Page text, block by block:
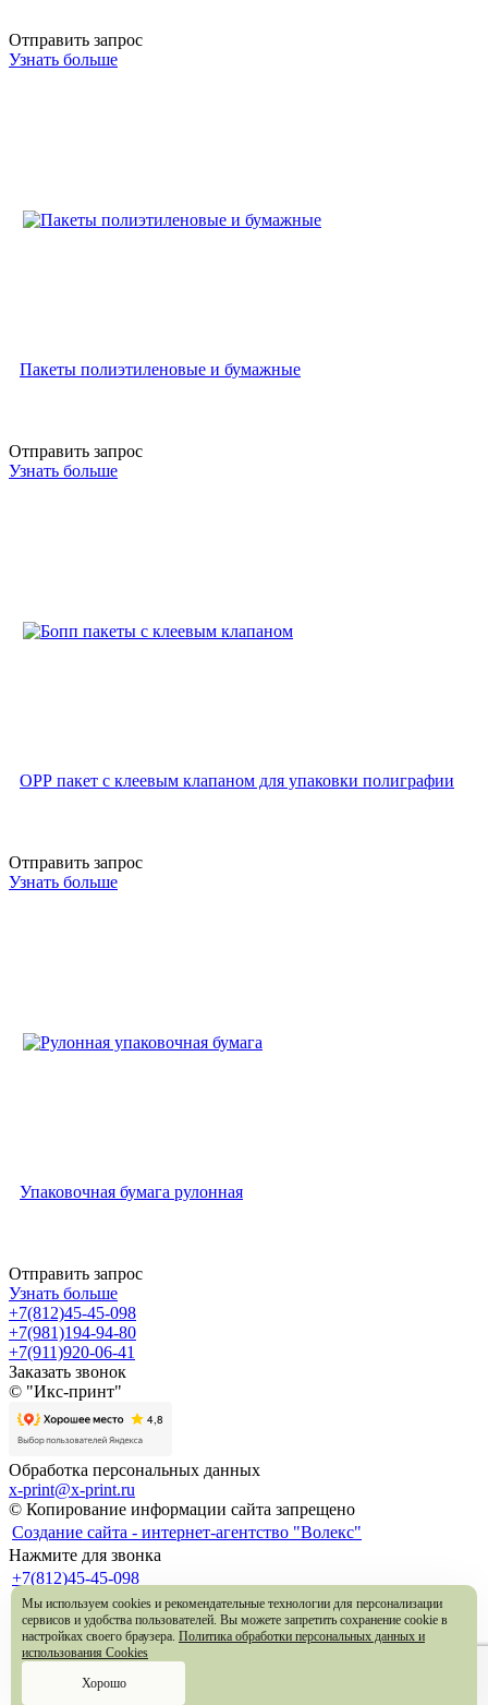
Отправить запрос
Узнать больше
Пакеты полиэтиленовые и бумажные
Отправить запрос
Узнать больше
ОРР пакет с клеевым клапаном для упаковки полиграфии
Отправить запрос
Узнать больше
Упаковочная бумага рулонная
Отправить запрос
Узнать больше
+7(812)45-45-098
+7(981)194-94-80
+7(911)920-06-41
Заказать звонок
© "Икс-принт"
Обработка персональных данных
x-print@x-print.ru
© Копирование информации сайта запрещено
Создание сайта - интернет-агентство "Волекс"
Нажмите для звонка
+7(812)45-45-098
+7(981)194-94-80
+7(911)920-06-41
Санкт-Петербург, Б.Сампсониевский просп., д. 47. метро
Выборгская
x-print@x-print.ru
Мы используем cookies и рекомендательные технологии для персонализации
сервисов и удобства пользователей. Вы можете запретить сохранение cookie в
настройках своего браузера. Политика обработки персональных данных и
использования Cookies
Хорошо